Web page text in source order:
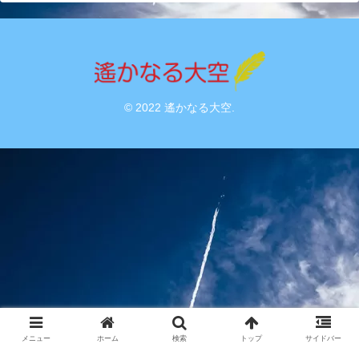
© 2022 遙かなる大空.
メニュー ホーム 検索 トップ サイドバー